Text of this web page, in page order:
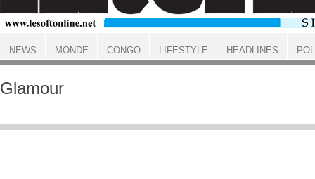
ACCUEIL
Glamour
NEWS MONDE CONGO LIFESTYLE HEADLINES